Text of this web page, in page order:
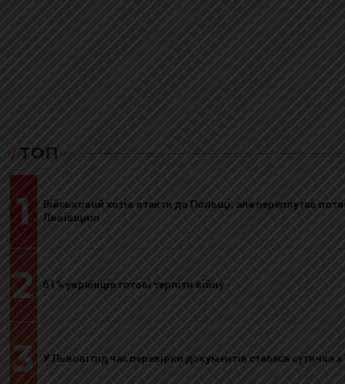
ТОП
1
Військовий хотів втекти до Польщі, але переплутав
Львівщині
2 61% українців готові терпіти війну
3 У Львові під час перевірки документів сталася сутичка